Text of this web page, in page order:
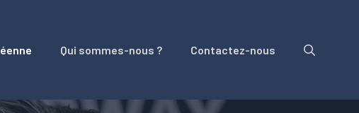
Qui sommes-nous ? Contactez-nous